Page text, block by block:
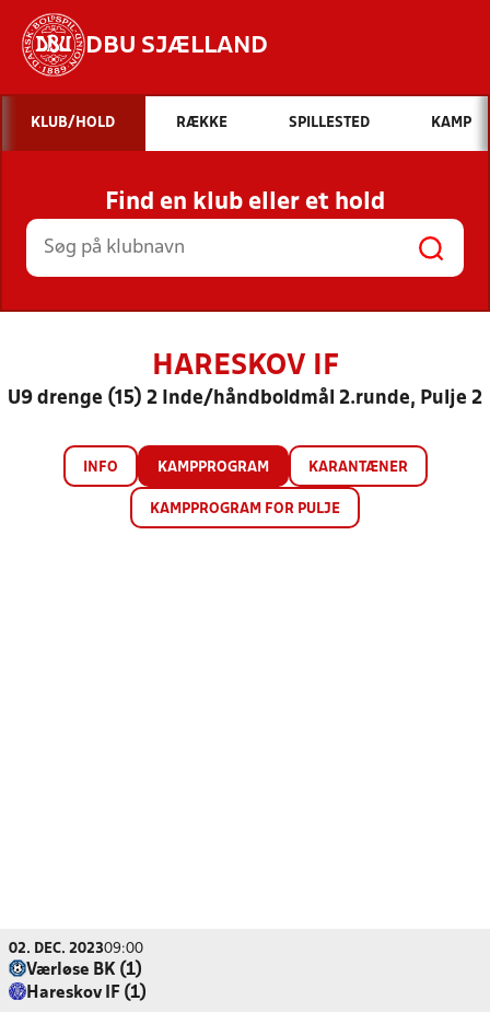
DBU SJÆLLAND
Hvad vil du søge efter?
INDHOLD OG NYHEDER
STILLINGER, RESULTATER, KLUBBER OG
HOLD
KLUB/HOLD RÆKKE SPILLESTED KAMP
Find en klub eller et hold
HARESKOV IF
U9 drenge (15) 2 Inde/håndboldmål 2.runde, Pulje 2
INFO KAMPPROGRAM KARANTÆNER
KAMPPROGRAM FOR PULJE
02. DEC. 202309:00
Værløse BK (1)
Hareskov IF (1)